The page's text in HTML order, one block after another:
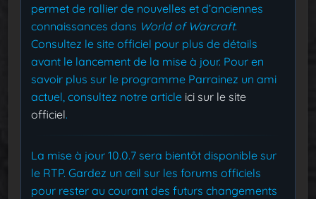
permet de rallier de nouvelles et d’anciennes
connaissances dans World of Warcraft.
Consultez le site officiel pour plus de détails
avant le lancement de la mise à jour. Pour en
savoir plus sur le programme Parrainez un ami
actuel, consultez notre article ici sur le site
officiel.
La mise à jour 10.0.7 sera bientôt disponible sur
le RTP. Gardez un œil sur les forums officiels
pour rester au courant des futurs changements